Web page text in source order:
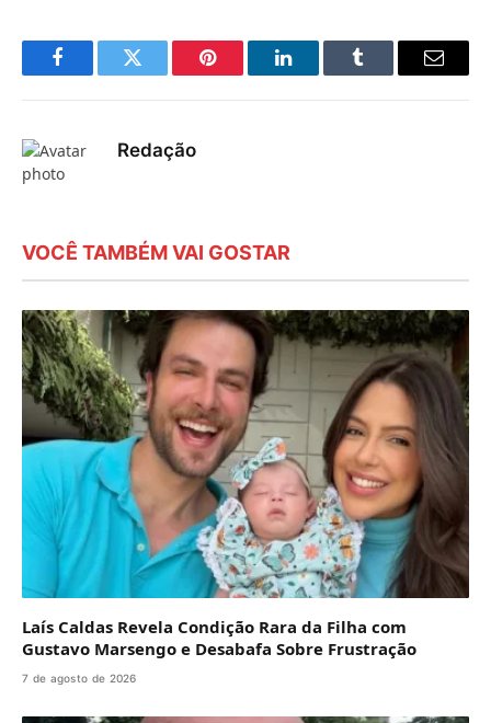
FacebookTwitter Pinterest LinkedInTumblr
E-
Redação
VOCÊ TAMBÉM VAI GOSTAR
Laís Caldas Revela Condição Rara da Filha com
Gustavo Marsengo e Desabafa Sobre Frustração
7 de agosto de 2026